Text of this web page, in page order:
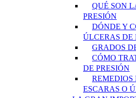
QUÉ SON
PRESIÓN
DÓNDE Y
ÚLCERAS DE
GRADOS
CÓMO
DE PRESIÓN
REMEDIOS
ESCARAS O